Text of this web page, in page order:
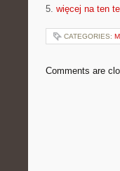
5. więcej na ten
CATEGORIES:
Comments are